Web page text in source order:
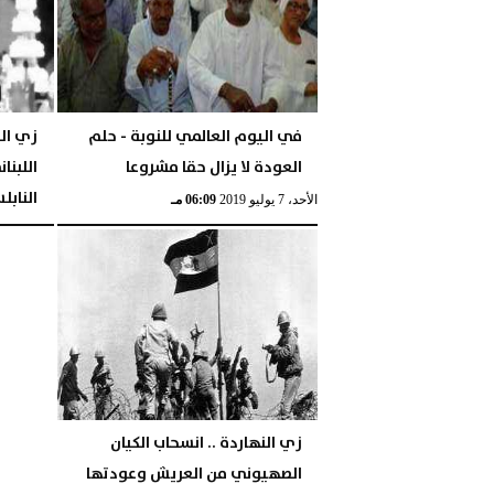
الأربعاء، 5 أغسطس 2020 08:13 صـ
في اليوم العالمي للنوبة - حلم
العودة لا يزال حقا مشروعا
الأحد، 7 يوليو 2019 06:09 مـ
زي
الجمعة، 5 يوليو 2019
زي النهاردة .. انسحاب الكيان
الصهيوني من العريش وعودتها